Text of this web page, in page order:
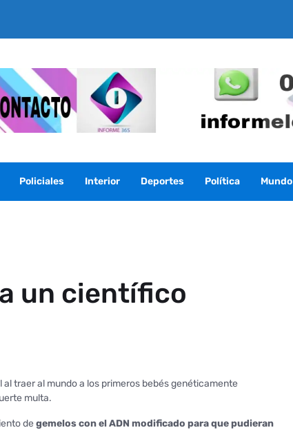
Policiales Interior Deportes Política Mundo
un científico
traer al mundo a los primeros bebés genéticamente
multa.
de gemelos con el ADN modificado para que pudieran